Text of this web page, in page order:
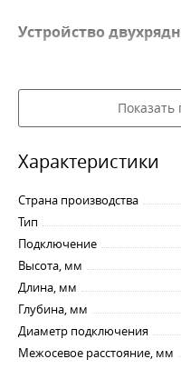
Устройство
конвектор - 1 шт.;
отверстия с
воздуховыпускная
Преимущества
Надежные
21 Compact
Характеристики
Страна производства
Тип
Подключение
Высота, мм
Длина, мм
Глубина, мм
Диаметр подключения
Межосевое расстояние, мм